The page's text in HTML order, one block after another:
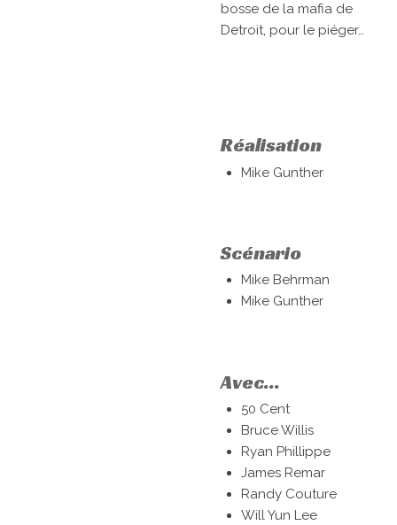
bosse de la mafia de
Detroit, pour le piéger…
Réalisation
Mike Gunther
Scénario
Mike Behrman
Mike Gunther
Avec...
50 Cent
Bruce Willis
Ryan Phillippe
James Remar
Randy Couture
Will Yun Lee